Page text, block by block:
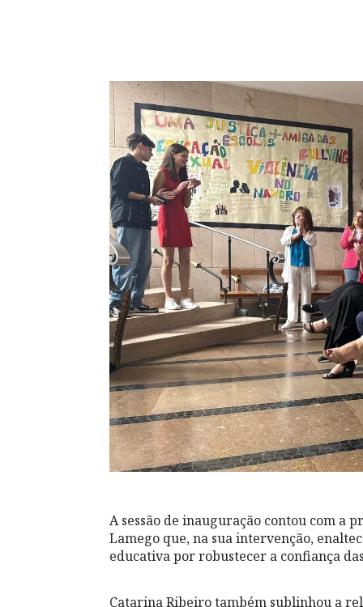
A sessão de inauguração contou com a
Lamego que, na sua intervenção,
educativa por robustecer a confiança
Catarina Ribeiro também sublinhou a